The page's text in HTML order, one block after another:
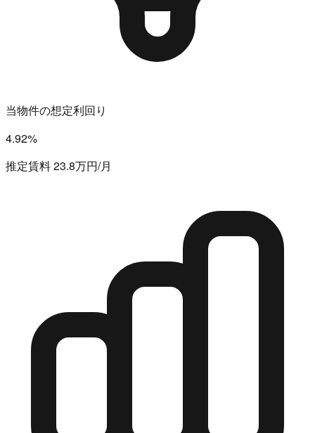
当物件の想定利回り
4.92%
推定賃料 23.8万円/月